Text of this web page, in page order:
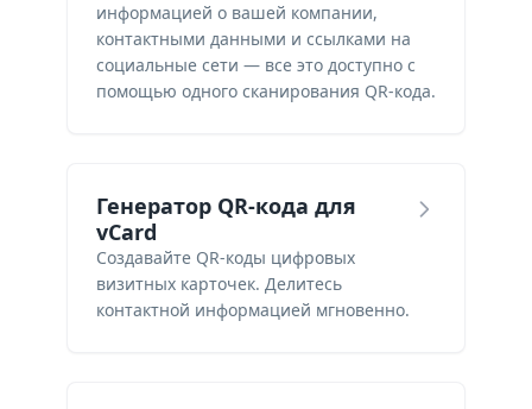
информацией о вашей компании,
контактными данными и ссылками на
социальные сети — все это доступно с
помощью одного сканирования QR-кода.
Генератор QR-кода для
vCard
Создавайте QR-коды цифровых
визитных карточек. Делитесь
контактной информацией мгновенно.